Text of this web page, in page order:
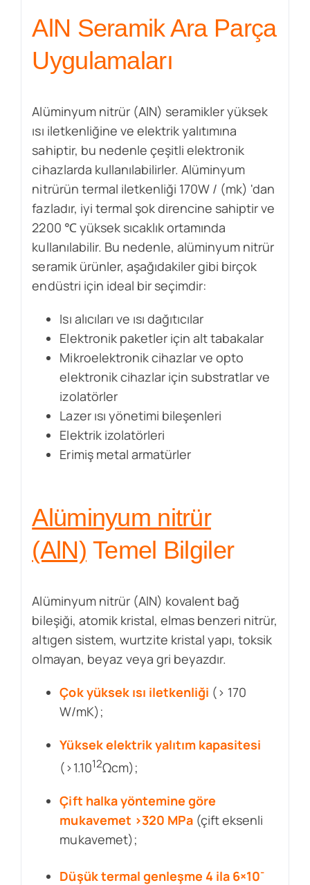
AlN Seramik Ara Parça
Uygulamaları
Alüminyum nitrür (AlN) seramikler yüksek
ısı iletkenliğine ve elektrik yalıtımına
sahiptir, bu nedenle çeşitli elektronik
cihazlarda kullanılabilirler. Alüminyum
nitrürün termal iletkenliği 170W / (mk) 'dan
fazladır, iyi termal şok direncine sahiptir ve
2200 ℃ yüksek sıcaklık ortamında
kullanılabilir. Bu nedenle, alüminyum nitrür
seramik ürünler, aşağıdakiler gibi birçok
endüstri için ideal bir seçimdir:
Isı alıcıları ve ısı dağıtıcılar
Elektronik paketler için alt tabakalar
Mikroelektronik cihazlar ve opto
elektronik cihazlar için substratlar ve
izolatörler
Lazer ısı yönetimi bileşenleri
Elektrik izolatörleri
Erimiş metal armatürler
Alüminyum nitrür
(AlN) Temel Bilgiler
Alüminyum nitrür (AlN) kovalent bağ
bileşiği, atomik kristal, elmas benzeri nitrür,
altıgen sistem, wurtzite kristal yapı, toksik
olmayan, beyaz veya gri beyazdır.
Çok yüksek ısı iletkenliği (> 170
W/mK);
Yüksek elektrik yalıtım kapasitesi
(>1.1012Ωcm);
Çift halka yöntemine göre
mukavemet >320 MPa(çift eksenli
mukavemet);
Düşük termal genleşme 4 ila 6×10-